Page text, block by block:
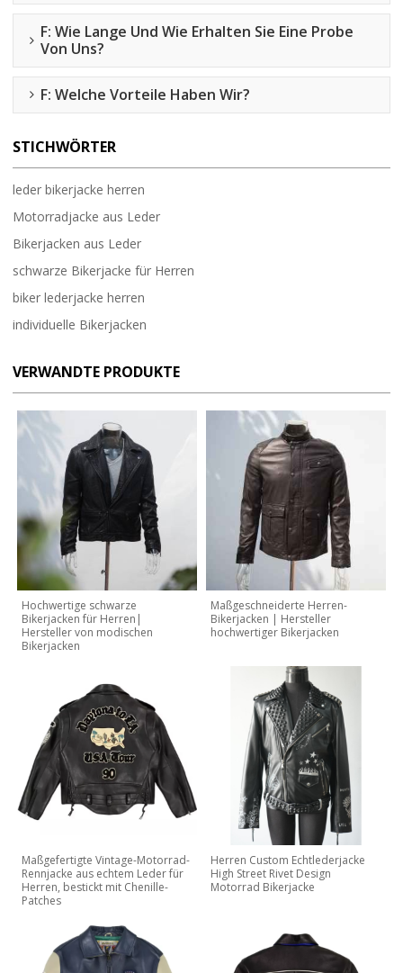
F: Wie Lange Und Wie Erhalten Sie Eine Probe
Von Uns?
F: Welche Vorteile Haben Wir?
STICHWÖRTER
leder bikerjacke herren
Motorradjacke aus Leder
Bikerjacken aus Leder
schwarze Bikerjacke für Herren
biker lederjacke herren
individuelle Bikerjacken
VERWANDTE PRODUKTE
Hochwertige schwarze
Bikerjacken für Herren|
Hersteller von modischen
Bikerjacken
Maßgeschneiderte Herren-
Bikerjacken | Hersteller
hochwertiger Bikerjacken
Maßgefertigte Vintage-Motorrad-
Rennjacke aus echtem Leder für
Herren, bestickt mit Chenille-
Patches
Herren Custom Echtlederjacke
High Street Rivet Design
Motorrad Bikerjacke